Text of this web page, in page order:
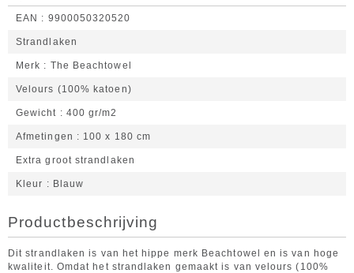
EAN 9900050320520
Strandlaken
Merk The Beachtowel
Velours (100% katoen)
Gewicht 400 gr/m2
Afmetingen 100 x 180 cm
Extra groot strandlaken
Kleur Blauw
Productbeschrijving
Dit strandlaken is van het hippe merk Beachtowel en is van hoge
kwaliteit. Omdat het strandlaken gemaakt is van velours (100%